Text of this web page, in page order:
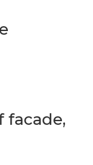
facade,